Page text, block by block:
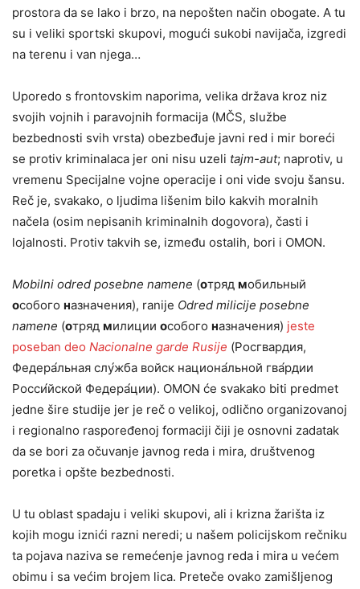
prostora da se lako i brzo, na nepošten način obogate. A tu
su i veliki sportski skupovi, mogući sukobi navijača, izgredi
na terenu i van njega…
Uporedo s frontovskim naporima, velika država kroz niz
svojih vojnih i paravojnih formacija (MČS, službe
bezbednosti svih vrsta) obezbeđuje javni red i mir boreći
se protiv kriminalaca jer oni nisu uzeli tajm-aut; naprotiv, u
vremenu Specijalne vojne operacije i oni vide svoju šansu.
Reč je, svakako, o ljudima lišenim bilo kakvih moralnih
načela (osim nepisanih kriminalnih dogovora), časti i
lojalnosti. Protiv takvih se, između ostalih, bori i OMON.
Mobilni odred posebne namene (отряд мобильный
особого назначения), ranije Odred milicije posebne
namene (отряд милиции особого назначения) jeste
poseban deo Nacionalne garde Rusije (Росгвардия,
Федера́льная слу́жба войск национа́льной гва́рдии
Росси́йской Федера́ции). OMON će svakako biti predmet
jedne šire studije jer je reč o velikoj, odlično organizovanoj
i regionalno raspoređenoj formaciji čiji je osnovni zadatak
da se bori za očuvanje javnog reda i mira, društvenog
poretka i opšte bezbednosti.
U tu oblast spadaju i veliki skupovi, ali i krizna žarišta iz
kojih mogu iznići razni neredi; u našem policijskom rečniku
ta pojava naziva se remećenje javnog reda i mira u većem
obimu i sa većim brojem lica. Preteče ovako zamišljenog